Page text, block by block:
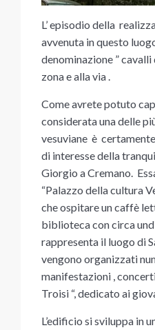
L’ episodio della
avvenuta in questo
denominazione ” cavalli
zona e alla via .
Come avrete potuto
considerata una delle
vesuviane è
di interesse della
Giorgio a Cremano.
“Palazzo della cultura
che ospitare un caffè
biblioteca con circa
rappresenta il luogo di
vengono organizzati
manifestazioni ,
Troisi “, dedicato ai
L’edificio si sviluppa in